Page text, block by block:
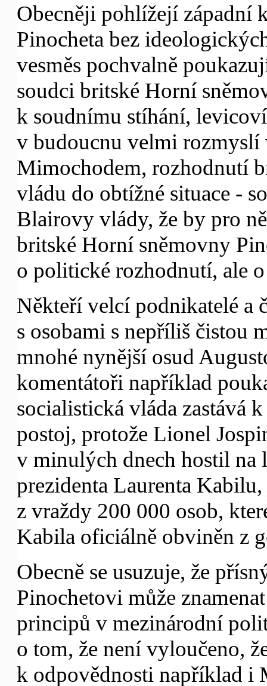
Obecněji pohlížejí západní
Pinocheta bez
vesměs pochvalně
soudci britské Horní
k soudnímu stíhání,
v budoucnu velmi
Mimochodem, rozhodnutí
vládu do obtížné situace -
Blairovy vlády, že by pro
britské Horní sněmovny
o politické rozhodnutí, ale
Někteří velcí podnikatelé a
s osobami s nepříliš čistou
mnohé nynější osud
komentátoři například
socialistická vláda zastává
postoj, protože Lionel
v minulých dnech hostil na
prezidenta Laurenta
z vraždy 200 000 osob,
Kabila oficiálně obviněn z
Obecně se usuzuje, že
Pinochetovi může
principů v mezinárodní
o tom, že není vyloučeno,
k odpovědnosti například i